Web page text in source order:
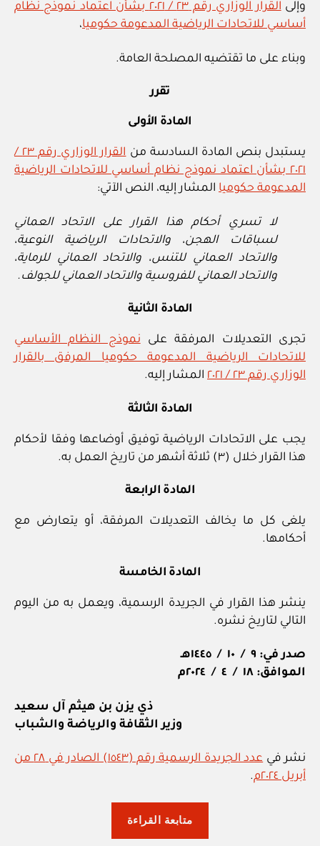
وإلى
القرار الوزاري رقم ٢٣ / ٢٠٢١ بشأن اعتماد نموذج نظام
أساسي للاتحادات الرياضية المدعومة حكوميا،
وبناء على ما تقتضيه المصلحة العامة.
تقرر
المادة الأولى
يستبدل بنص المادة السادسة من
القرار الوزاري رقم ٢٣ /
٢٠٢١ بشأن اعتماد نموذج نظام أساسي للاتحادات الرياضية
المدعومة حكوميا المشار إليه، النص الآتي:
لا تسري أحكام هذا القرار على الاتحاد العماني
لسباقات الهجن، والاتحادات الرياضية النوعية،
والاتحاد العماني للتنس، والاتحاد العماني للرماية،
والاتحاد العماني للفروسية والاتحاد العماني للجولف.
المادة الثانية
تجرى التعديلات المرفقة علىنموذج النظام الأساسي
للاتحادات الرياضية المدعومة حكوميا المرفق بالقرار
الوزاري رقم ٢٣ / ٢٠٢١
المشار إليه.
المادة الثالثة
يجب على الاتحادات الرياضية توفيق أوضاعها وفقا لأحكام
هذا القرار خلال (٣) ثلاثة أشهر من تاريخ العمل به.
المادة الرابعة
يلغى كل ما يخالف التعديلات المرفقة، أو يتعارض مع
أحكامها.
المادة الخامسة
ينشر هذا القرار في الجريدة الرسمية، ويعمل به من اليوم
التالي لتاريخ نشره.
صدر في: ٩ / ١٠ / ١٤٤٥هـ
الموافق: ١٨ / ٤ / ٢٠٢٤م
ذي يزن بن هيثم آل سعيد
وزير الثقافة والرياضة والشباب
نشر في
عدد الجريدة الرسمية رقم (١٥٤٣) الصادر في ٢٨ من
أبريل ٢٠٢٤م
.
متابعة القراءة